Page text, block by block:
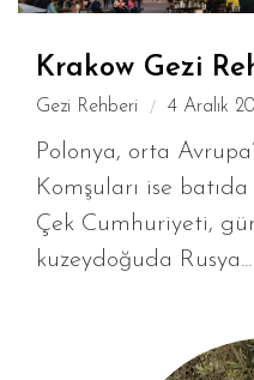
Krakow Gezi
Gezi Rehberi 4 Aralık
Polonya, orta
Komşuları ise
Çek Cumhuriyeti,
kuzeydoğuda Rusya...